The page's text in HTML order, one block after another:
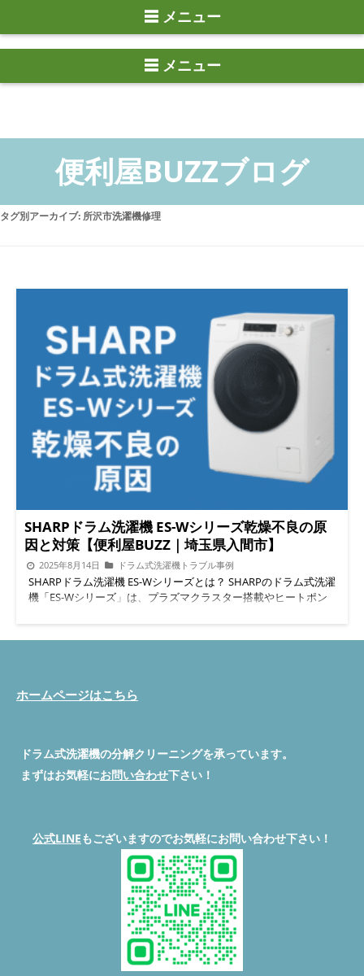
☰ メニュー
タグ別アーカイブ: 所沢市洗濯機修理
SHARPドラム洗濯機 ES-Wシリーズ乾燥不良の原
因と対策【便利屋BUZZ｜埼玉県入間市】
2025年8月14日 ドラム式洗濯機トラブル事例
SHARPドラム洗濯機 ES-Wシリーズとは？ SHARPのドラム式洗濯
機「ES-Wシリーズ」は、プラズマクラスター搭載やヒートポン
ラブルが増えてきます。今回は、実際に便利屋BUZZ（埼玉県入
の一番の原因 乾燥性能が落ちる理由の大半は、内部の埃詰まり
です。特にSHARPのES-Wシリーズは、乾燥フィルターや奥のダ
延びます。この状態では、いくら時間をかけてもスッキリ乾きま
せん。 糸くずフィルターの目詰まりで水の循環が悪化 糸くずフ
ィルターが詰まっていると、水がうまく流れず、乾燥の除湿機能
ヒートポンプの熱交換器が汚れると温風が弱くなる ES-Wシリー
ズはヒートポンプで温風を作りますが、内部のアルミフィン（熱
交換器）が埃で覆われると熱の伝わりが悪くなります。結果、温
風がぬるくなり、乾燥効率が一気に低下。この部分は分解しない
と掃除できないため、年数が経った機種ほど分解クリーニングが
必要になります。 水冷除湿部の詰まりで湿気が抜けない SHARP
の乾燥方式は「水冷除湿」。除湿トレイや水路が詰まると、湿気
をうまく取り除けず、生乾きのまま乾燥が終わってしまいます。
また、カビやぬめりの温床になりやすく、臭いの原因にもなりま
ホームページはこちら
ドラム式洗濯機の分解クリーニングを承っています。
まずはお気軽にお問い合わせ下さい！
公式LINEもございますのでお気軽にお問い合わせ下さい！